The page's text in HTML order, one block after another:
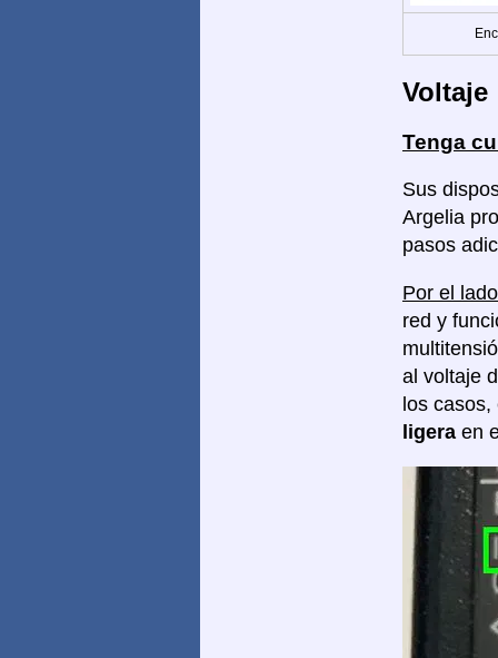
Voltaje
Tenga
Sus
Argelia
pasos
Por el
red y
al voltaje
los
ligera en